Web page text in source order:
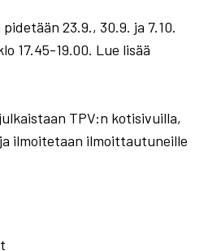
23.9., 30.9. ja 7.10.
17.45-19.00. Lue lisää
TPV:n kotisivuilla,
ilmoitetaan ilmoittautuneille